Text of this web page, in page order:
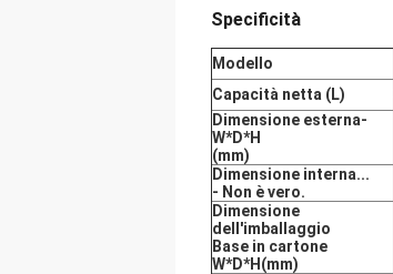
Specificità
Modello
Capacità netta (L)
Dimensione esterna-
W*D*H
(mm)
Dimensione interna...
- Non è vero.
Dimensione
dell'imballaggio
Base in cartone
W*D*H(mm)